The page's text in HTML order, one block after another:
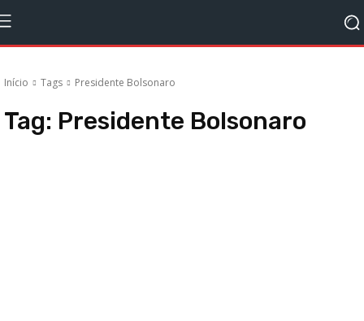
Início Tags Presidente Bolsonaro
Tag: Presidente Bolsonaro